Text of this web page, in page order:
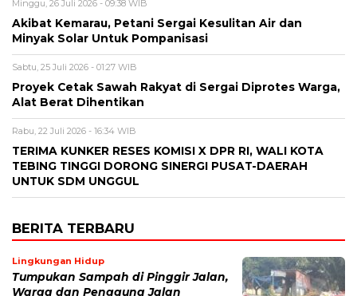
Minggu, 26 Juli 2026 - 09:38 WIB
Akibat Kemarau, Petani Sergai Kesulitan Air dan
Minyak Solar Untuk Pompanisasi
Sabtu, 25 Juli 2026 - 01:27 WIB
Proyek Cetak Sawah Rakyat di Sergai Diprotes Warga,
Alat Berat Dihentikan
Rabu, 22 Juli 2026 - 16:34 WIB
TERIMA KUNKER RESES KOMISI X DPR RI, WALI KOTA
TEBING TINGGI DORONG SINERGI PUSAT-DAERAH
UNTUK SDM UNGGUL
BERITA TERBARU
Lingkungan Hidup
Tumpukan Sampah di Pinggir Jalan,
Warga dan Pengguna Jalan